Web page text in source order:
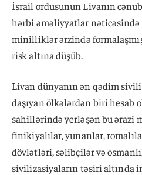
İsrail ordusunun Livanın
hərbi əməliyyatlar
minilliklər ərzində
risk altına düşüb.
Livan dünyanın ən qədim
daşıyan ölkələrdən biri hesab
sahillərində yerləşən bu ərazi
finikiyalılar, yunanlar,
dövlətləri, səlibçilər və
sivilizasiyaların təsiri altında